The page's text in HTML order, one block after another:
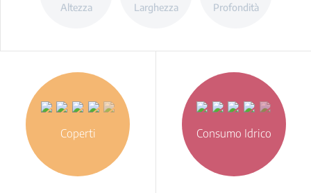
Altezza Larghezza Profondità
Coperti Consumo Idrico